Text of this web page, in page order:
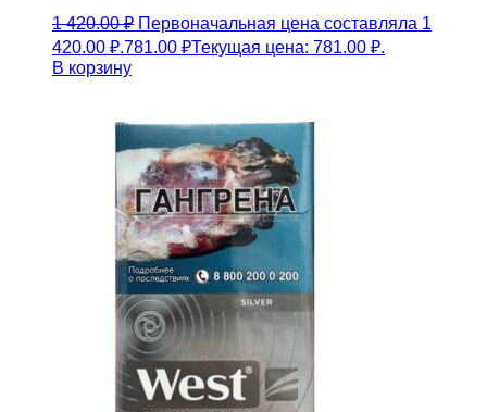
1 420.00₽ Первоначальная цена составляла 1
420.00 ₽.781.00 ₽Текущая цена: 781.00 ₽.
В корзину